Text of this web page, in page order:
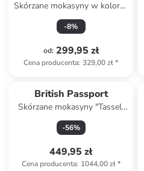
Skórzane mokasyny w kolorze
czarnym
-8%
od: 299,95 zł
Cena producenta: 329,00 zł*
British Passport
Skórzane mokasyny "Tassel"
w kolorze granatowym
-56%
449,95 zł
Cena producenta: 1044,00 zł*